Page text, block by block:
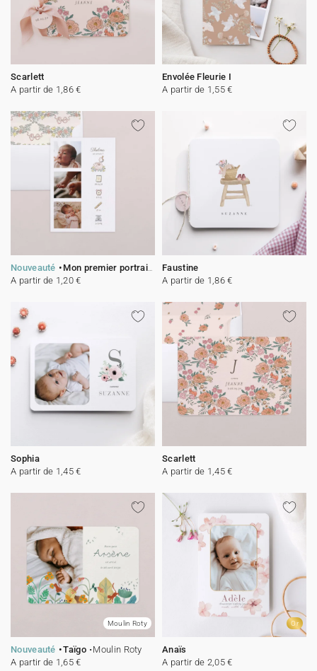
Scarlett
A partir de 1,86 €
Envolée Fleurie I
A partir de 1,55 €
Nouveauté
Mon premier portrait - rose
A partir de 1,20 €
Faustine
A partir de 1,86 €
Sophia
A partir de 1,45 €
Scarlett
A partir de 1,45 €
Moulin Roty
Nouveauté Taïgo
Moulin Roty
A partir de 1,65 €
Or
Anaïs
A partir de 2,05 €